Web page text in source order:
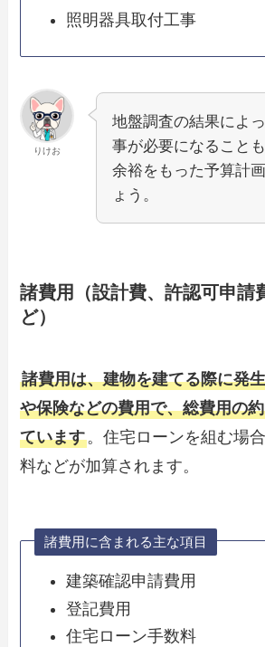
照明器具取付工事
りけお
地盤調査の結果によ
事が必要になることも
余裕をもった予算計
ょう。
諸費用（設計費、許認可申請
ど）
諸費用は、建物を建てる際に発
や保険などの費用で、総費用の
ています。住宅ローンを組む場
料などが加算されます。
諸費用に含まれる主な項目
建築確認申請費用
登記費用
住宅ローン手数料